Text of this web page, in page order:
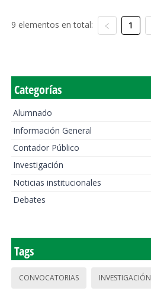
9 elementos en total: 1
Categorías
Alumnado
Información General
Contador Público
Investigación
Noticias institucionales
Debates
Tags
CONVOCATORIAS INVESTIGACIÓN